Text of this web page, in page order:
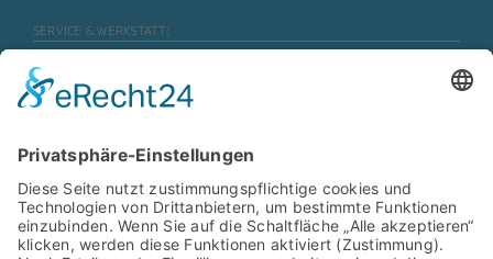
SERVICE & WERKSTATT:
Mo. – Fr. (Motorrad)
ERSATZTEILE & ZUBEHÖR: